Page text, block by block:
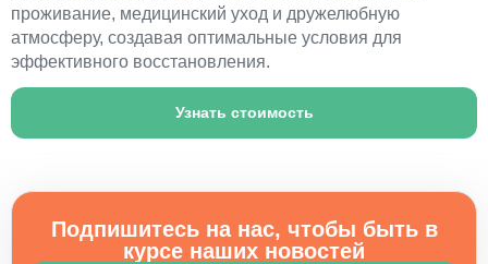
проживание, медицинский уход и дружелюбную
атмосферу, создавая оптимальные условия для
эффективного восстановления.
Узнать стоимость
Подпишитесь на нас, чтобы быть в
курсе наших новостей